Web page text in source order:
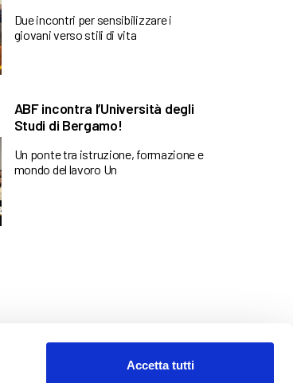
Accetta tutti
Due incontri per sensibilizzare i
giovani verso stili di vita
ABF incontra l’Università degli
Studi di Bergamo!
Un ponte tra istruzione, formazione e
mondo del lavoro Un